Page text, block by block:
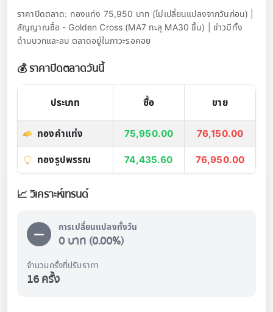
ราคาปิดตลาด: ทองแท่ง 75,950 บาท (ไม่เปลี่ยนแปลงจากวันก่อน) |
สัญญาณซื้อ - Golden Cross (MA7 ทะลุ MA30 ขึ้น) | ข่าวมีทั้ง
ด้านบวกและลบ ตลาดอยู่ในภาวะรอคอย
💰 ราคาปิดตลาดวันนี้
ประเภท ซื้อ ขาย
ทองคำแท่ง 75,950.00 76,150.00
ทองรูปพรรณ 74,435.60 76,950.00
📈 วิเคราะห์เทรนด์
การเปลี่ยนแปลงทั้งวัน
0 บาท (0.00%)
จำนวนครั้งที่ปรับราคา
16 ครั้ง